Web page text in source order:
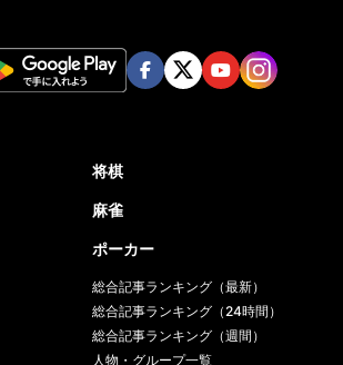
将棋
麻雀
ポーカー
総合記事ランキング（最新）
総合記事ランキング（24時間）
総合記事ランキング（週間）
人物・グループ一覧